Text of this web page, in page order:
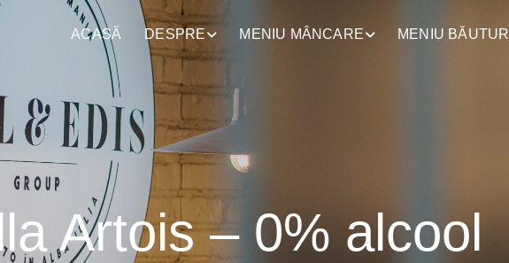
ACASĂ DESPRE MENIU MÂNCARE MENIU BĂUTURI
Artois – 0% alcool